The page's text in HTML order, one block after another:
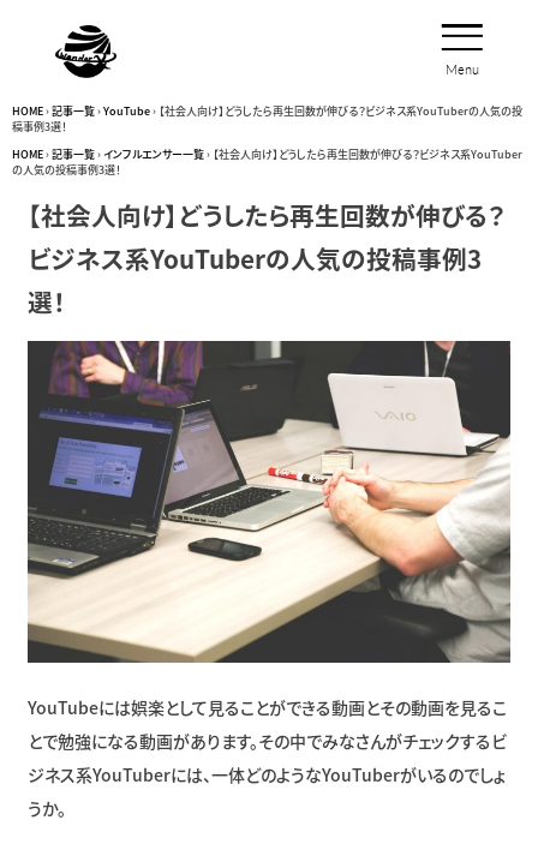
Menu
HOME›記事一覧›YouTube› 【社会人向け】どうしたら再生回数が伸びる？ビジネス系YouTuberの人気の投
稿事例3選！
HOME›記事一覧› インフルエンサー一覧› 【社会人向け】どうしたら再生回数が伸びる？ビジネス系YouTuber
の人気の投稿事例3選！
【社会人向け】どうしたら再生回数が伸びる？
ビジネス系YouTuberの人気の投稿事例3
選！
YouTubeには娯楽として見ることができる動画とその動画を見るこ
とで勉強になる動画があります。その中でみなさんがチェックするビ
ジネス系YouTuberには、一体どのようなYouTuberがいるのでしょ
うか。